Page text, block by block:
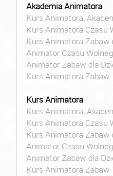
Akademia Animatora
Kurs Animatora,
Kurs Animatora Czasu
Kurs Animatora Zabaw
Animator Czasu
Animator Zabaw dla
Kurs Animatora Zabaw
Kurs Animatora
Kurs Animatora,
Kurs Animatora Czasu
Kurs Animatora Zabaw
Animator Czasu
Animator Zabaw dla
Kurs Animatora Zabaw